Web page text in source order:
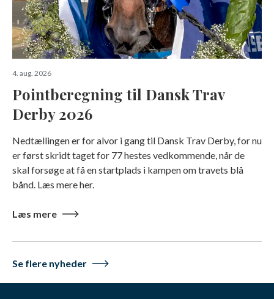
4. aug. 2026
Pointberegning til Dansk Trav
Derby 2026
Nedtællingen er for alvor i gang til Dansk Trav Derby, for nu
er først skridt taget for 77 hestes vedkommende, når de
skal forsøge at få en startplads i kampen om travets blå
bånd. Læs mere her.
Læs mere
Se flere nyheder